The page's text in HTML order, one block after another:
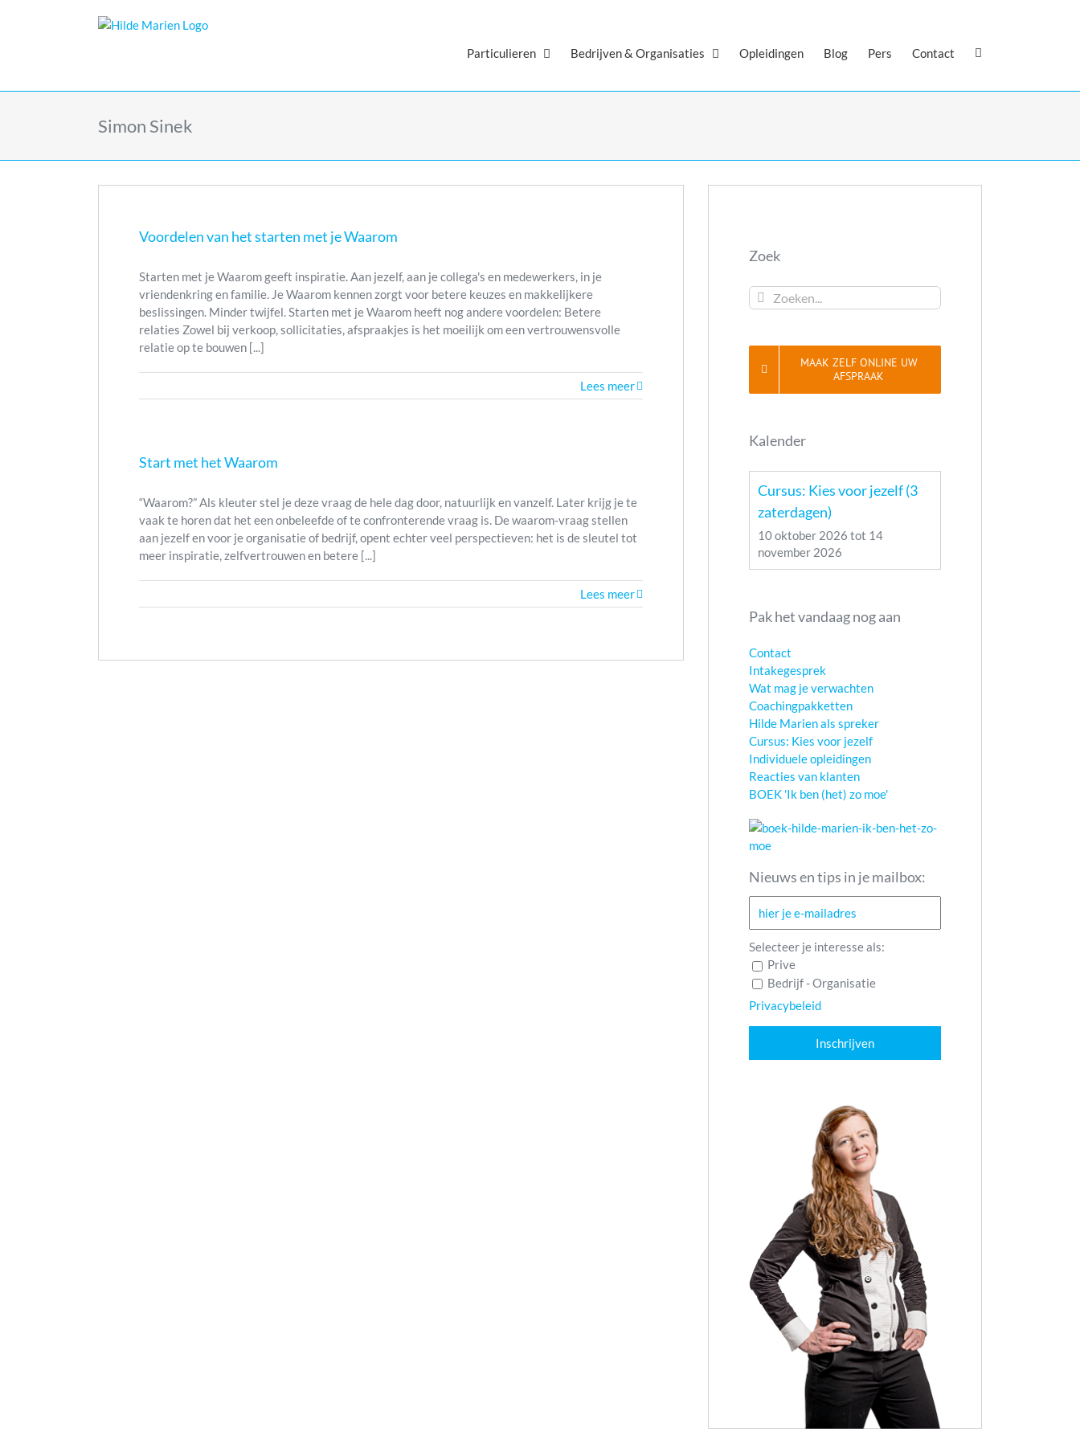
Particulieren Bedrijven & Organisaties Opleidingen Blog Pers Contact
Simon Sinek
Voordelen van het starten met je Waarom
Starten met je Waarom geeft inspiratie. Aan jezelf, aan je collega's en medewerkers, in je
vriendenkring en familie. Je Waarom kennen zorgt voor betere keuzes en makkelijkere
beslissingen. Minder twijfel. Starten met je Waarom heeft nog andere voordelen: Betere
relaties Zowel bij verkoop, sollicitaties, afspraakjes is het moeilijk om een vertrouwensvolle
relatie op te bouwen [...]
Lees meer
Start met het Waarom
“Waarom?” Als kleuter stel je deze vraag de hele dag door, natuurlijk en vanzelf. Later krijg je te
vaak te horen dat het een onbeleefde of te confronterende vraag is. De waarom-vraag stellen
aan jezelf en voor je organisatie of bedrijf, opent echter veel perspectieven: het is de sleutel tot
meer inspiratie, zelfvertrouwen en betere [...]
Lees meer
Zoek
Zoeken...
MAAK ZELF ONLINE UW
AFSPRAAK
Kalender
Cursus: Kies voor jezelf (3
zaterdagen)
10 oktober 2026 tot 14
november 2026
Pak het vandaag nog aan
Contact
Intakegesprek
Wat mag je verwachten
Coachingpakketten
Hilde Marien als spreker
Cursus: Kies voor jezelf
Individuele opleidingen
Reacties van klanten
BOEK 'Ik ben (het) zo moe'
Nieuws en tips in je mailbox:
Selecteer je interesse als:
Prive
Bedrijf - Organisatie
Privacybeleid